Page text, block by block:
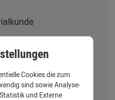
Cookies die zum
sind sowie Analyse-
und Externe